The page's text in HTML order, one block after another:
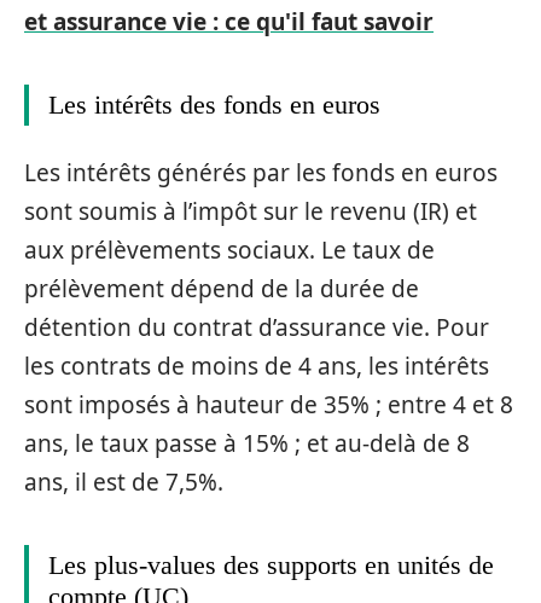
et assurance vie : ce qu'il faut savoir
Les intérêts des fonds en euros
Les intérêts générés par les fonds en euros
sont soumis à l’impôt sur le revenu (IR) et
aux prélèvements sociaux. Le taux de
prélèvement dépend de la durée de
détention du contrat d’assurance vie. Pour
les contrats de moins de 4 ans, les intérêts
sont imposés à hauteur de 35% ; entre 4 et 8
ans, le taux passe à 15% ; et au-delà de 8
ans, il est de 7,5%.
Les plus-values des supports en unités de
compte (UC)